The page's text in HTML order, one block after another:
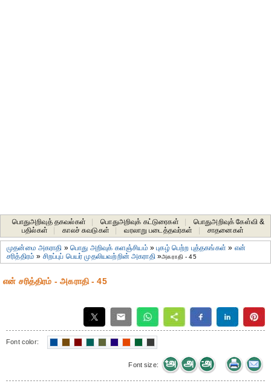
பொதுஅறிவுத் தகவல்கள் பொதுஅறிவுக் கட்டுரைகள்
பொதுஅறிவுக் கேள்வி &
பதில்கள்
காலச் சுவடுகள் வரலாறு படைத்தவர்கள் சாதனைகள்‎
முதன்மை அகராதி »பொது அறிவுக் களஞ்சியம் »புகழ் பெற்ற புத்தகங்கள் » என்
சரித்திரம் » சிறப்புப் பெயர் முதலியவற்றின் அகராதி»அகராதி - 45
என் சரித்திரம் - அகராதி - 45
Font color:
Font size: